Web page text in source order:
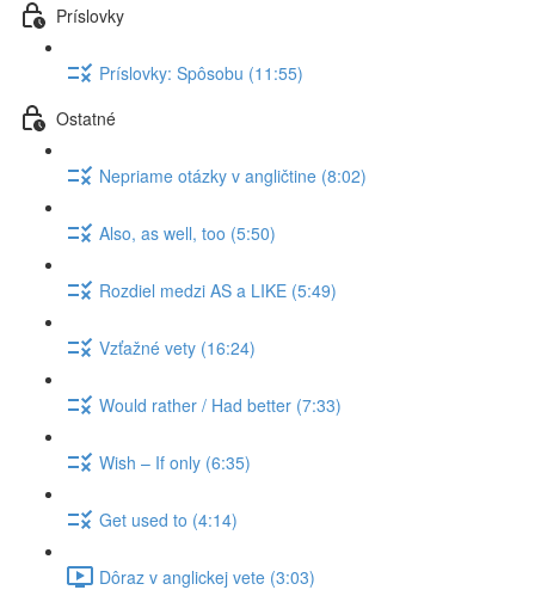
Príslovky
Príslovky: Spôsobu (11:55)
Ostatné
Nepriame otázky v angličtine (8:02)
Also, as well, too (5:50)
Rozdiel medzi AS a LIKE (5:49)
Vzťažné vety (16:24)
Would rather / Had better (7:33)
Wish – If only (6:35)
Get used to (4:14)
Dôraz v anglickej vete (3:03)